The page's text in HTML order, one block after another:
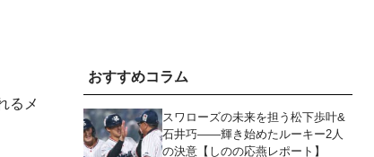
るメ
おすすめコラム
スワローズの未来を担う松下歩叶&
石井巧――輝き始めたルーキー2人
の決意【しのの応燕レポート】